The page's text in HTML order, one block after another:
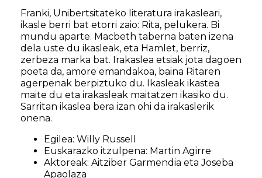
Franki, Unibertsitateko literatura irakasleari,
ikasle berri bat etorri zaio: Rita, pelukera. Bi
mundu aparte. Macbeth taberna baten izena
dela uste du ikasleak, eta Hamlet, berriz,
zerbeza marka bat. Irakaslea etsiak jota dagoen
poeta da, amore emandakoa, baina Ritaren
agerpenak berpiztuko du. Ikasleak ikastea
maite du eta irakasleak maitatzen ikasiko du.
Sarritan ikaslea bera izan ohi da irakaslerik
onena.
Egilea: Willy Russell
Euskarazko itzulpena: Martin Agirre
Aktoreak: Aitziber Garmendia eta Joseba
Apaolaza